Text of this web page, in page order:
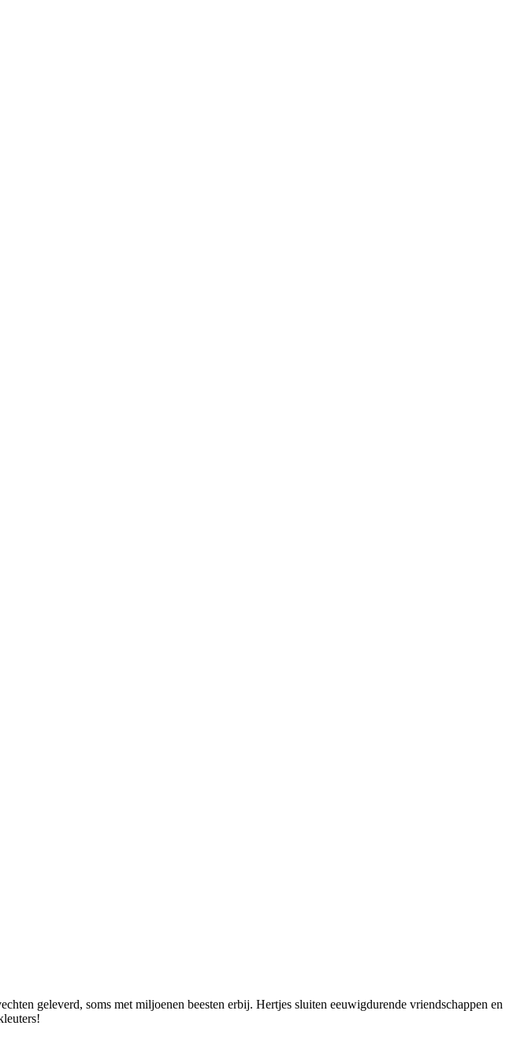
geleverd, soms met miljoenen beesten erbij. Hertjes sluiten eeuwigdurende vriendschappen en